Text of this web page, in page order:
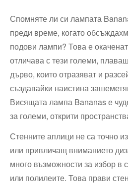
Спомняте ли си лампата
преди време, когато
подови лампи? Това е
отличава с тези големи,
дърво, които отразяват и
създавайки наистина
Висящата лампа Bananas е
за големи, открити
Стенните аплици не са точно
или привличащ вниманието
много възможности за избор в
или полилеите. Това прави